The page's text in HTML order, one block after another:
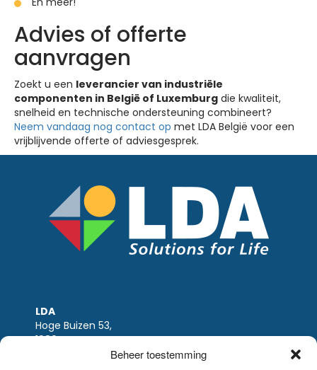
Beheer toestemming
Advies of offerte
aanvragen
Zoekt u een leverancier van industriële
componenten in België of Luxemburg die kwaliteit,
snelheid en technische ondersteuning combineert?
Neem vandaag nog contact op met LDA België voor een
vrijblijvende offerte of adviesgesprek.
LDA
Hoge Buizen 53,
1980 EPPEGEM
Tel +32 (0)2-266.13.13